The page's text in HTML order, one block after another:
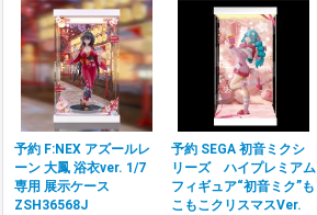
予約 F:NEX アズールレ
ーン 大鳳 浴衣ver. 1/7
専用 展示ケース
ZSH36568J
予約 SEGA 初音ミクシ
リーズ ハイプレミアム
フィギュア“初音ミク”も
こもこクリスマスVer.